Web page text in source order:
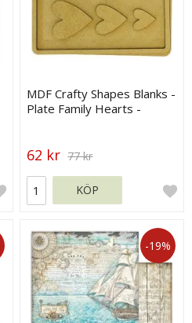
MDF Crafty Shapes Blanks -
Plate Family Hearts -
62 kr 77 kr
KÖP
-19%